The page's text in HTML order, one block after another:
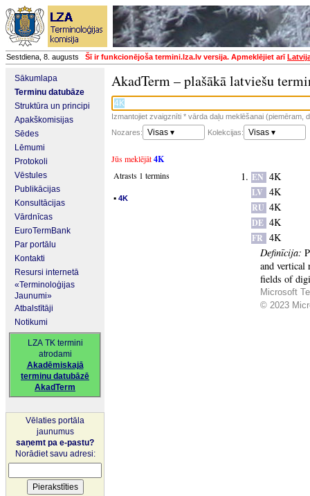
Sestdiena, 8. augusts Šī ir funkcionējoša termini.lza.lv versija. Apmeklējiet arī
Sākumlapa
Terminu datubāze
Struktūra un principi
Apakškomisijas
Sēdes
Lēmumi
Protokoli
Vēstules
Publikācijas
Konsultācijas
Vārdnīcas
EuroTermBank
Par portālu
Kontakti
Resursi internetā
«Terminoloģijas
Jaunumi»
Atbalstītāji
Notikumi
LZA TK termini
atrodami
Akadēmiskajā
terminu datubāzē
AkadTerm
Vēlaties portāla
jaunumus
saņemt pa e-pastu?
Norādiet savu adresi:
AkadTerm – plašākā latviešu
Izmantojiet zvaigznīti * vārda daļu meklēšanai (piemēram,
Nozares:
Visas ▾ Kolekcijas: Visas ▾
Jūs meklējāt4K
Atrasts 1 termins
▪ 4K
EN 4K
LV 4K
RU 4K
DE 4K
FR 4K
Definīcija:
and vertical
fields of
Microsoft
© 2023